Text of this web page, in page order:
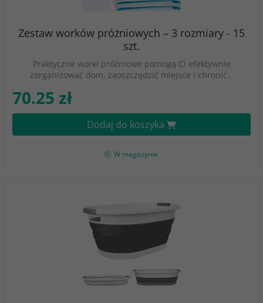
Zestaw worków próżniowych – 3 rozmiary - 15
szt.
Praktyczne worki próżniowe pomogą Ci efektywnie
zorganizować dom, zaoszczędzić miejsce i chronić…
70.25 zł
Dodaj do koszyka
W magazynie